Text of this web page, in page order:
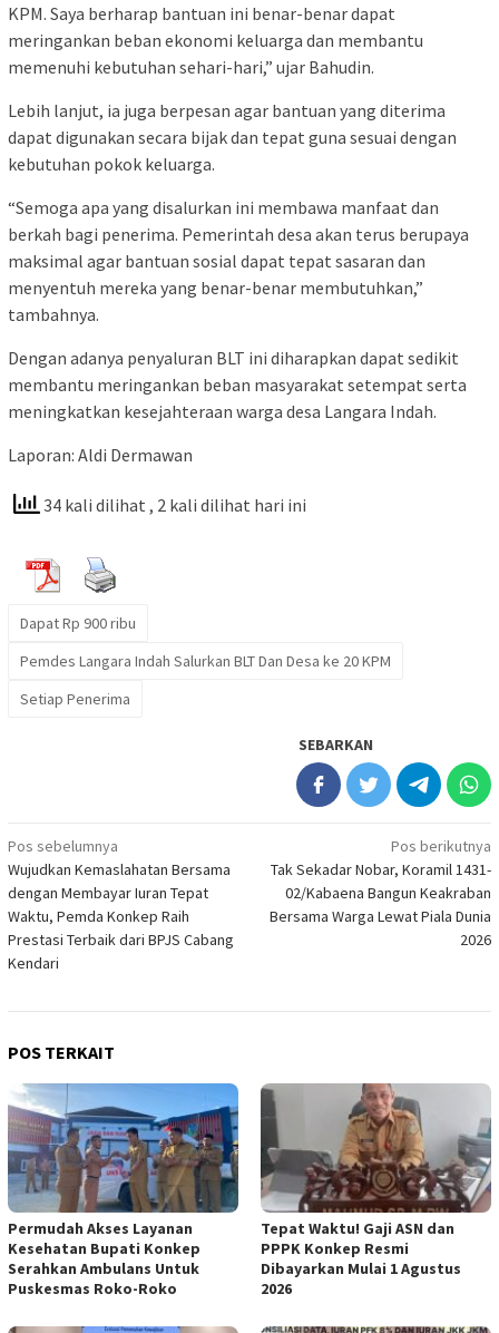
KPM. Saya berharap bantuan ini benar-benar dapat
meringankan beban ekonomi keluarga dan membantu
memenuhi kebutuhan sehari-hari,” ujar Bahudin.
Lebih lanjut, ia juga berpesan agar bantuan yang diterima
dapat digunakan secara bijak dan tepat guna sesuai dengan
kebutuhan pokok keluarga.
“Semoga apa yang disalurkan ini membawa manfaat dan
berkah bagi penerima. Pemerintah desa akan terus berupaya
maksimal agar bantuan sosial dapat tepat sasaran dan
menyentuh mereka yang benar-benar membutuhkan,”
tambahnya.
Dengan adanya penyaluran BLT ini diharapkan dapat sedikit
membantu meringankan beban masyarakat setempat serta
meningkatkan kesejahteraan warga desa Langara Indah.
Laporan: Aldi Dermawan
34 kali dilihat , 2 kali dilihat hari ini
Dapat Rp 900 ribu
Pemdes Langara Indah Salurkan BLT Dan Desa ke 20 KPM
Setiap Penerima
SEBARKAN
Navigasi
pos
Pos sebelumnya
Wujudkan Kemaslahatan Bersama
dengan Membayar Iuran Tepat
Waktu, Pemda Konkep Raih
Prestasi Terbaik dari BPJS Cabang
Kendari
Pos berikutnya
Tak Sekadar Nobar, Koramil 1431-
02/Kabaena Bangun Keakraban
Bersama Warga Lewat Piala Dunia
2026
POS TERKAIT
Permudah Akses Layanan
Kesehatan Bupati Konkep
Serahkan Ambulans Untuk
Puskesmas Roko-Roko
Tepat Waktu! Gaji ASN dan
PPPK Konkep Resmi
Dibayarkan Mulai 1 Agustus
2026